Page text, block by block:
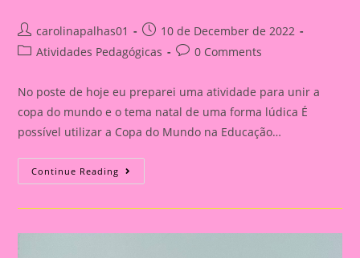
Post
author:
carolinapalhas01
Post
published:
10 de December de 2022
PostAtividades Pedagógicas
Post0 Comments
No poste de hoje eu preparei uma atividade para unir a
copa do mundo e o tema natal de uma forma lúdica É
possível utilizar a Copa do Mundo na Educação…
Continue Reading Capa
Para
Natal
Do